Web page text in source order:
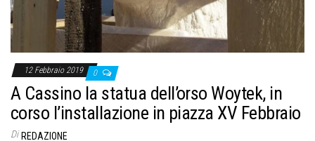
12 Febbraio 2019 0
A Cassino la statua dell’orso Woytek, in
corso l’installazione in piazza XV Febbraio
Di REDAZIONE